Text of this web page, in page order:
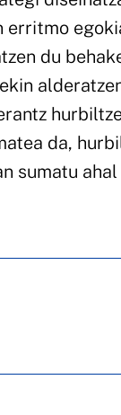
erritmo
du
da,
sumatu